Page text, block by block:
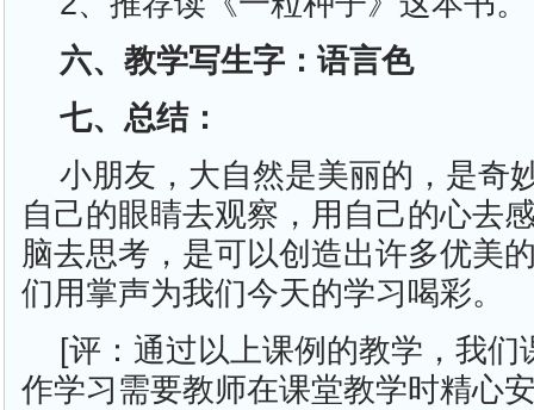
六、教学写生字：语言色
七、总结：
小朋友，大自然是美丽的，是奇
自己的眼睛去观察，用自己的心去
脑去思考，是可以创造出许多优美
们用掌声为我们今天的学习喝彩。
[评：通过以上课例的教学，我们
作学习需要教师在课堂教学时精心